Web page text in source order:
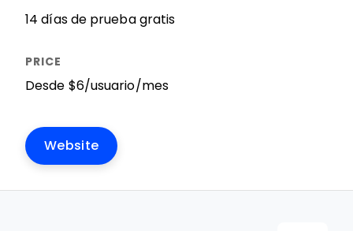
14 días de prueba gratis
Desde $6/usuario/mes
Website